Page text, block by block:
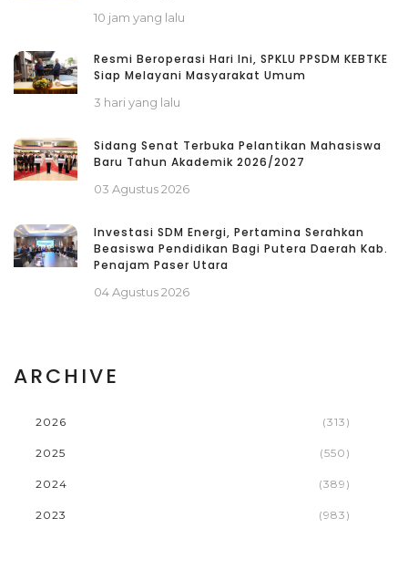
10 jam yang lalu
Resmi Beroperasi Hari Ini, SPKLU PPSDM KEBTKE
Siap Melayani Masyarakat Umum
3 hari yang lalu
Sidang Senat Terbuka Pelantikan Mahasiswa
Baru Tahun Akademik 2026/2027
03 Agustus 2026
Investasi SDM Energi, Pertamina Serahkan
Beasiswa Pendidikan Bagi Putera Daerah Kab.
Penajam Paser Utara
04 Agustus 2026
ARCHIVE
2026 (313)
2025 (550)
2024 (389)
2023 (983)